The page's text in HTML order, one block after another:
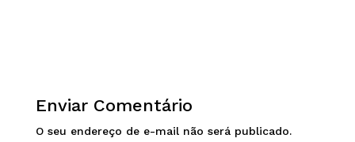
Enviar Comentário
O seu endereço de e-mail não será publicado.